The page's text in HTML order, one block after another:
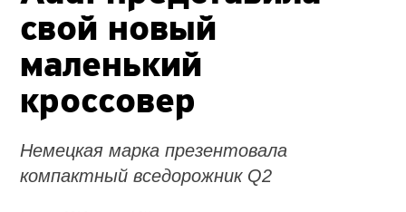
свой новый
маленький
кроссовер
Немецкая марка презентовала
компактный вседорожник Q2